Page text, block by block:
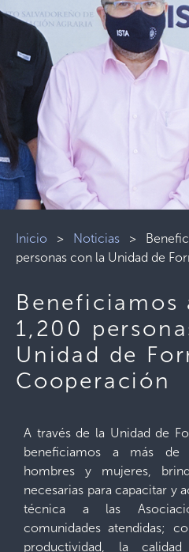
Inicio > Noticias >
personas con la Unidad de
Beneficiamos
1,200
Unidad de
Cooperación
A través de la Unidad de
beneficiamos a más de
hombres y mujeres,
necesarias para capacitar y
técnica a las
comunidades atendidas;
productividad, la